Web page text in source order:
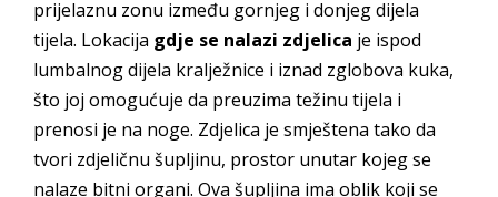
prijelaznu zonu između gornjeg i donjeg dijela
tijela. Lokacija gdje se nalazi zdjelica je ispod
lumbalnog dijela kralježnice i iznad zglobova kuka,
što joj omogućuje da preuzima težinu tijela i
prenosi je na noge. Zdjelica je smještena tako da
tvori zdjeličnu šupljinu, prostor unutar kojeg se
nalaze bitni organi. Ova šupljina ima oblik koji se